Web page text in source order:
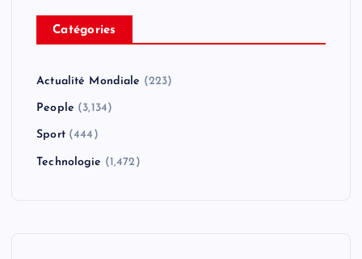
Catégories
Actualité Mondiale (223)
People (3,134)
Sport(444)
Technologie (1,472)